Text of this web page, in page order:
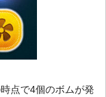
点で4個のボムが発